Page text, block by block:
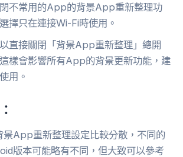
不常用的App的背景App重新整理功
擇只在連接Wi-Fi時使用。
直接關閉「背景App重新整理」總開
樣會影響所有App的背景更新功能，建
用。
App重新整理設定比較分散，不同的
版本可能略有不同，但大致可以參考